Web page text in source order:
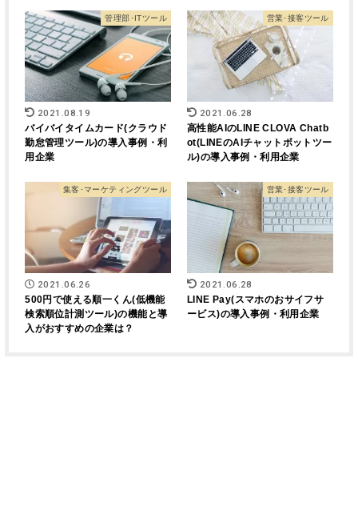
管理部･ITツール
2021.08.19
バイバイタイムカード(クラウド
勤怠管理ツール)の導入事例・利
用企業
営業･接客ツール
2021.06.28
高性能AIのLINE CLOVA Chatb
ot(LINEのAIチャットボットツー
ル)の導入事例・利用企業
集客･マーケティングツール
2021.06.26
500円で使える順一くん(低機能
検索順位計測ツール)の機能と導
入がおすすめの企業は？
営業･接客ツール
2021.06.28
LINE Pay(スマホのおサイフサ
ービス)の導入事例・利用企業